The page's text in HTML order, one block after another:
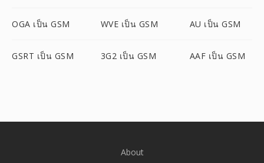
OGA เป็น GSM WVE เป็น GSM AU เป็น GSM
GSRT เป็น GSM 3G2 เป็น GSM AAF เป็น GSM
About